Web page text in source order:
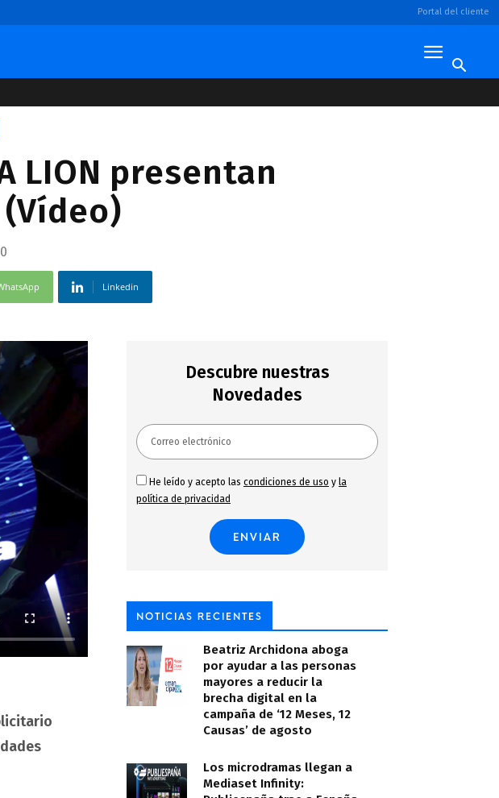
Portal del cliente
LION presentan
Linkedin
Descubre nuestras
Novedades
He leído y acepto las condiciones de uso y la
política de privacidad
NOTICIAS RECIENTES
Beatriz Archidona aboga
por ayudar a las personas
mayores a reducir la
brecha digital en la
campaña de ‘12 Meses, 12
Causas’ de agosto
Los microdramas llegan a
Mediaset Infinity: